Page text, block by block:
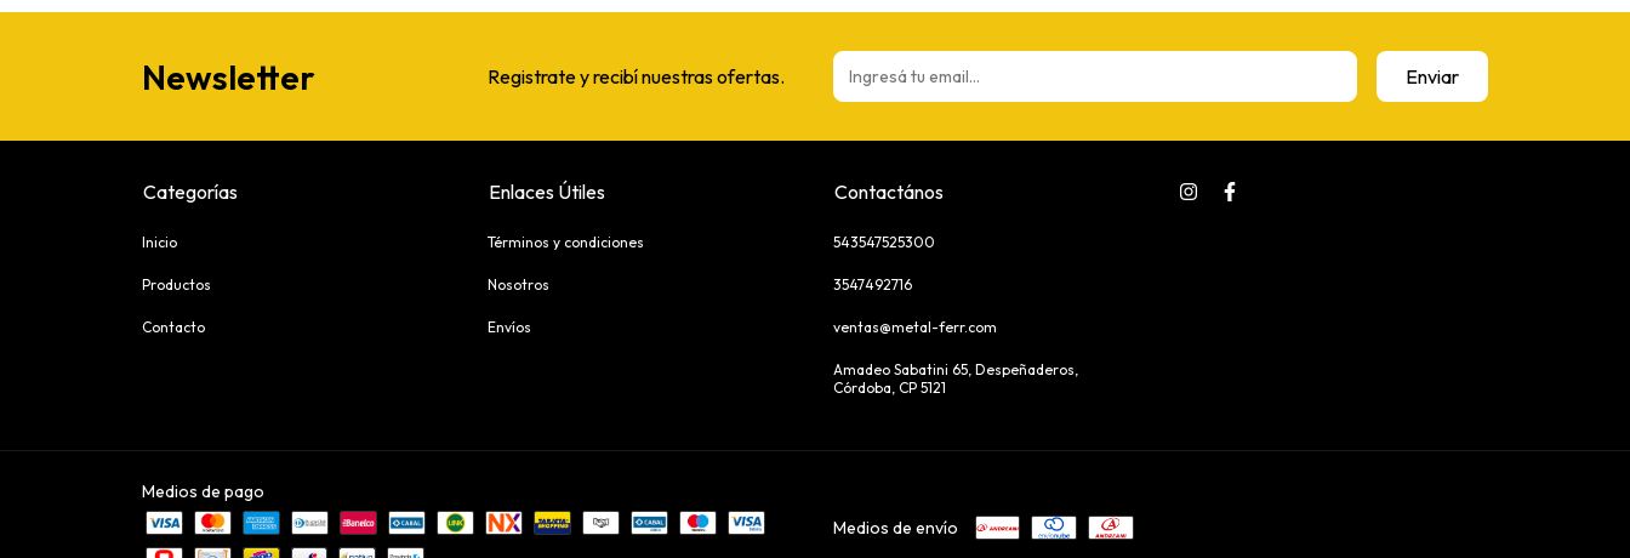
Newsletter Registrate y recibí nuestras ofertas.
Categorías
Inicio
Productos
Contacto
Enlaces Útiles
Términos y condiciones
Nosotros
Envíos
Contactános
543547525300
3547492716
ventas@metal-ferr.com
Amadeo Sabatini 65, Despeñaderos,
Córdoba, CP 5121
Medios de pago
Medios de envío